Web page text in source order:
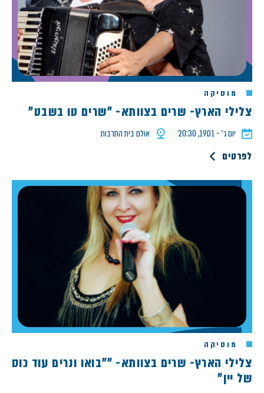
מוסיקה
צלילי הארץ- שרים בצוותא- "שרים טו בשבט"
יום ג׳ - 19.01, 20:30 אולם בית התרבות
לפרטים
מוסיקה
צלילי הארץ- שרים בצוותא- ""בואו ונרים עוד כוס
של יין"